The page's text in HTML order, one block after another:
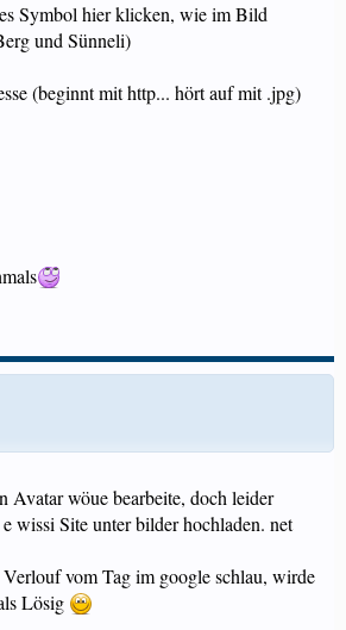
Symbol hier klicken, wie im Bild
und Sünneli)
(beginnt mit http... hört auf mit .jpg)
Avatar wöue bearbeite, doch leider
wissi Site unter bilder hochladen. net
vom Tag im google schlau, wirde
Lösig